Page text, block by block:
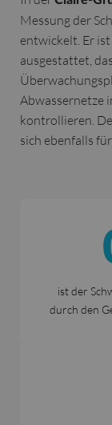
Messung der
entwickelt. Er
ausgestattet,
Abwassernetze
kontrollieren.
sich ebenfalls
ist der
durch den